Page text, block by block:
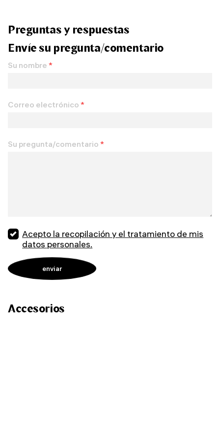
Preguntas y respuestas
Envíe su pregunta/comentario
Su nombre *
Correo electrónico *
Su pregunta/comentario *
Acepto la recopilación y el tratamiento de mis
datos personales.
Accesorios